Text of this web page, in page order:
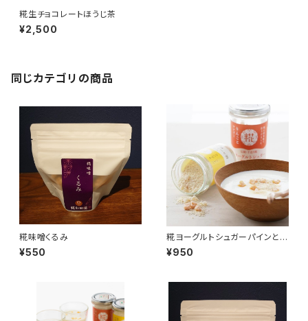
糀生チョコレートほうじ茶
¥2,500
同じカテゴリの商品
糀味噌くるみ
¥550
糀ヨーグルトシュガーパインとア
ップル
¥950